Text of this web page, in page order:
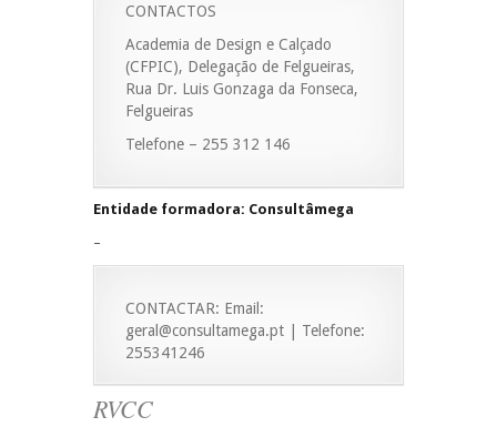
CONTACTOS
Academia de Design e Calçado
(CFPIC), Delegação de Felgueiras,
Rua Dr. Luis Gonzaga da Fonseca,
Felgueiras
Telefone – 255 312 146
Entidade formadora: Consultâmega
–
CONTACTAR: Email:
geral@consultamega.pt | Telefone:
255341246
RVCC